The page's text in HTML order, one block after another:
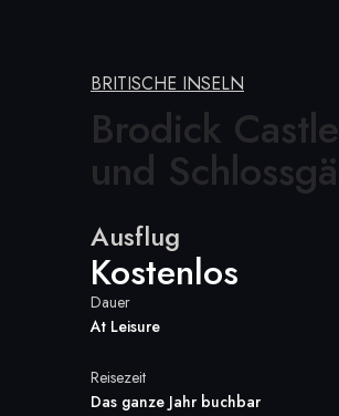
BRITISCHE INSELN
Brodick Castle
und
Ausflug
Kostenlos
Dauer
At Leisure
Reisezeit
Das ganze Jahr buchbar